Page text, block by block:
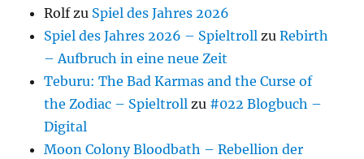
Rolfzu Spiel des Jahres 2026
Spiel des Jahres 2026 – Spieltroll zuRebirth
– Aufbruch in eine neue Zeit
Teburu: The Bad Karmas and the Curse of
the Zodiac – Spieltroll zu #022 Blogbuch –
Digital
Moon Colony Bloodbath – Rebellion der